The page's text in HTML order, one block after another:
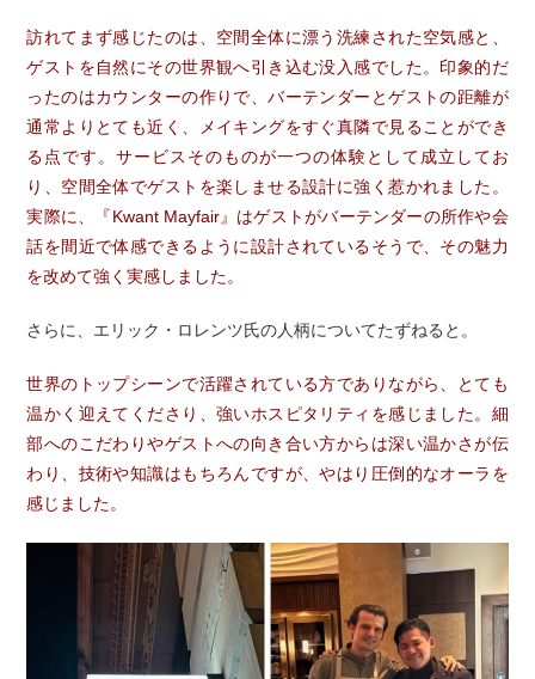
訪れてまず感じたのは、空間全体に漂う洗練された空気感と、
ゲストを自然にその世界観へ引き込む没入感でした。印象的だ
ったのはカウンターの作りで、バーテンダーとゲストの距離が
通常よりとても近く、メイキングをすぐ真隣で見ることができ
る点です。サービスそのものが一つの体験として成立してお
り、空間全体でゲストを楽しませる設計に強く惹かれました。
実際に、『Kwant Mayfair』はゲストがバーテンダーの所作や会
話を間近で体感できるように設計されているそうで、その魅力
を改めて強く実感しました。
さらに、エリック・ロレンツ氏の人柄についてたずねると。
世界のトップシーンで活躍されている方でありながら、とても
温かく迎えてくださり、強いホスピタリティを感じました。細
部へのこだわりやゲストへの向き合い方からは深い温かさが伝
わり、技術や知識はもちろんですが、やはり圧倒的なオーラを
感じました。